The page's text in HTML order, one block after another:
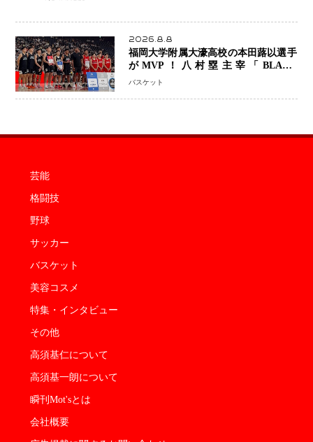
2026.8.8
福岡大学附属大濠高校の本田蕗以選手
がMVP！八村塁主宰「BLACK
SAMURAI SUMMIT 2026」で存在
なった」
バスケット
芸能
格闘技
野球
サッカー
バスケット
美容コスメ
特集・インタビュー
その他
高須基仁について
高須基一朗について
瞬刊Mot'sとは
会社概要